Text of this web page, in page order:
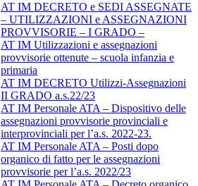
AT IM DECRETO e SEDI ASSEGNATE
– UTILIZZAZIONI e ASSEGNAZIONI
PROVVISORIE – I GRADO –
AT IM Utilizzazioni e assegnazioni
provvisorie ottenute – scuola infanzia e
primaria
AT IM DECRETO Utilizzi-Assegnazioni
II GRADO a.s.22/23
AT IM Personale ATA – Dispositivo delle
assegnazioni provvisorie provinciali e
interprovinciali per l’a.s. 2022-23.
AT IM Personale ATA – Posti dopo
organico di fatto per le assegnazioni
provvisorie per l’a.s. 2022/23